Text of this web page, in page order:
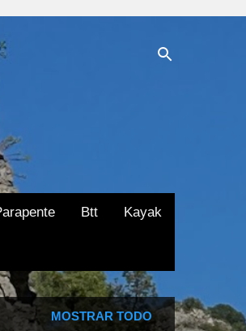
Btt Kayak
MOSTRAR TODO